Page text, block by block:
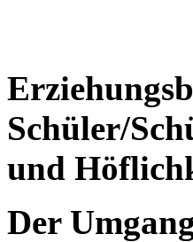
Schüler/
und
Der